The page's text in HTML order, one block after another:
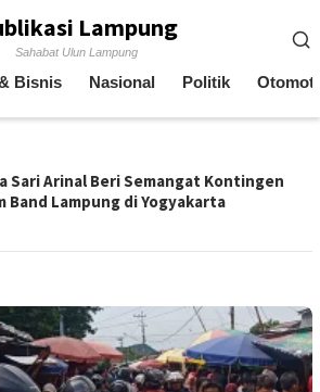
Lampung
Sahabat Ulun Lampung
Bisnis Nasional Politik
Sari Arinal Beri Semangat Kontingen
Band Lampung di Yogyakarta